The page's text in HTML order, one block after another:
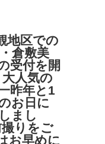
地区での
倉敷美
受付を開
人気の
昨年と1
お日に
まし
りをご
お早めに